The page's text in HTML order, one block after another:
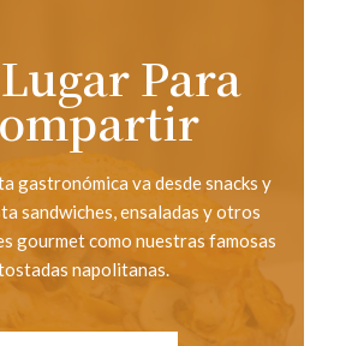
Para
gastronómica va desde snacks y
sandwiches, ensaladas y otros
gourmet como nuestras famosas
napolitanas.